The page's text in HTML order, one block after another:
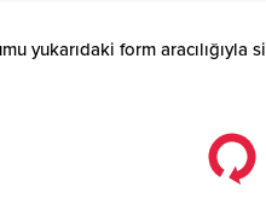
yukarıdaki form aracılığıyla